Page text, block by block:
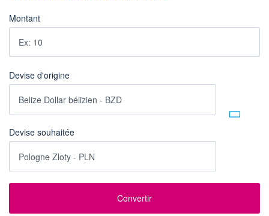
Montant
Devise d'origine
Devise souhaitée